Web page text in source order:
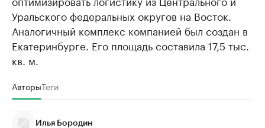
Уральского федеральных округов на Восток.
Аналогичный комплекс компанией был создан в
Екатеринбурге. Его площадь составила 17,5 тыс.
кв. м.
АвторыТеги
Илья Бородин